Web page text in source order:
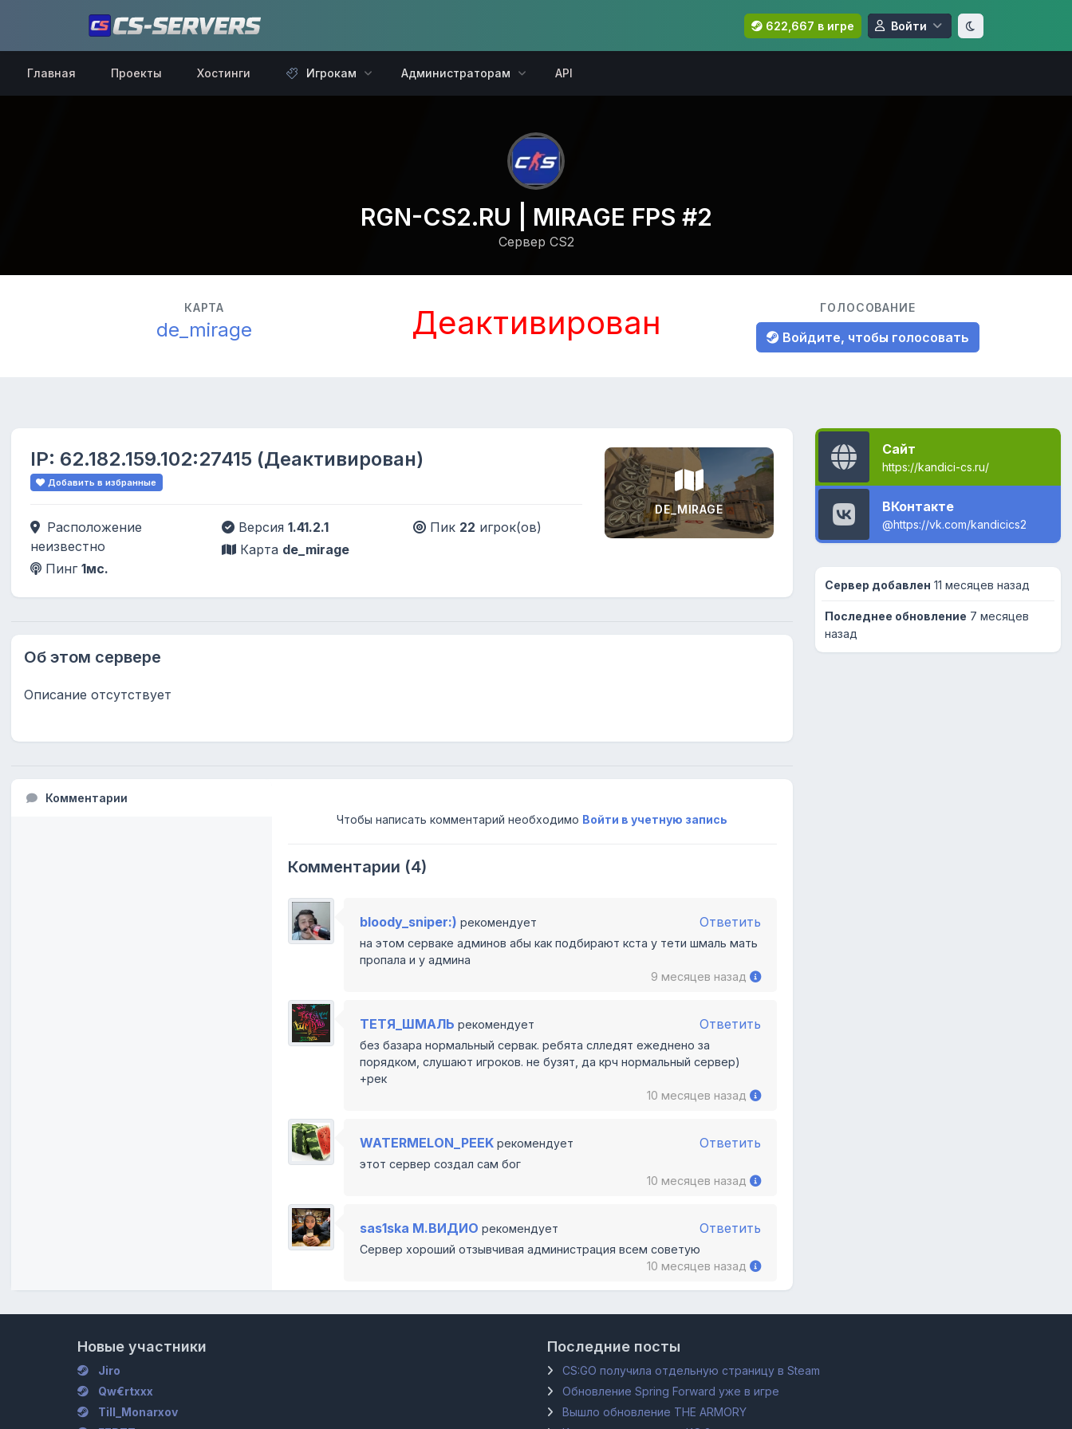
622,667 в игре Войти
Главная Проекты Хостинги Игрокам Администраторам API
RGN-CS2.RU | MIRAGE FPS #2
Сервер CS2
КАРТА
de_mirage Деактивирован ГОЛОСОВАНИЕ
Войдите, чтобы голосовать
IP: 62.182.159.102:27415 (Деактивирован)
Добавить в избранные
Расположение
неизвестно
Пинг 1мс.
Версия 1.41.2.1
Карта de_mirage
Пик 22 игрок(ов)
DE_MIRAGE
Об этом сервере
Описание отсутствует
Комментарии
Чтобы написать комментарий необходимо Войти в учетную запись
Комментарии (4)
bloody_sniper:) рекомендует Ответить
на этом серваке админов абы как подбирают кста у тети шмаль мать
пропала и у админа
9 месяцев назад
ТЕТЯ_ШМАЛЬ рекомендует Ответить
без базара нормальный сервак. ребята слледят ежеднено за
порядком, слушают игроков. не бузят, да крч нормальный сервер)
+рек
10 месяцев назад
WATERMELON_PEEK рекомендует Ответить
этот сервер создал сам бог
10 месяцев назад
sas1ska М.ВИДИО рекомендует Ответить
Сервер хороший отзывчивая администрация всем советую
10 месяцев назад
Сайт
https://kandici-cs.ru/
ВКонтакте
@https://vk.com/kandicics2
Сервер добавлен 11 месяцев назад
Последнее обновление 7 месяцев
назад
Новые участники
Jiro
Qw€rtxxx
Till_Monarxov
Последние посты
CS:GO получила отдельную страницу в Steam
Обновление Spring Forward уже в игре
Вышло обновление THE ARMORY